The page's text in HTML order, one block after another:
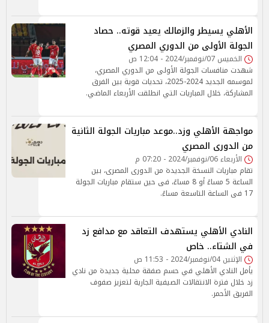
الأهلي يسيطر والزمالك يعيد قوته.. حصاد
الجولة الأولى من الدوري المصري
الخميس 07/نوفمبر/2024 - 12:04 ص
شهدت منافسات الجولة الأولى من الدوري المصري،
لموسمه الجديد 2024-2025، تحديات قوية بين الفرق
المشاركة، خلال المباريات التي انطلقت الأربعاء الماضي.
مواجهة الأهلي وزد..موعد مباريات الجولة الثانية
من الدورى المصري
الأربعاء 06/نوفمبر/2024 - 07:20 م
تقام مباريات النسخة الجديدة من الدورى المصرى، بين
الساعة 5 مساءً أو 8 مساءً، فى حين ستقام مباريات الجولة
17 فى الساعة التاسعة مساءً.
النادي الأهلي يستهدف التعاقد مع مدافع زد
في الشتاء.. خاص
الإثنين 04/نوفمبر/2024 - 11:53 ص
يأمل النادي الأهلي في حسم صفقة محلية جديدة من نادي
زد خلال فترة الانتقالات الصيفية الجارية لتعزيز صفوف
الفريق الأحمر.